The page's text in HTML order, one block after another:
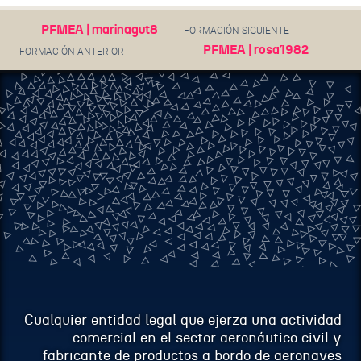
PFMEA | marinagut8
FORMACIÓN ANTERIOR
FORMACIÓN SIGUIENTE
PFMEA | rosa1982
Cualquier entidad legal que ejerza una actividad
comercial en el sector aeronáutico civil y
fabricante de productos a bordo de aeronaves
EMAIL
ASUNTO
MENSAJE